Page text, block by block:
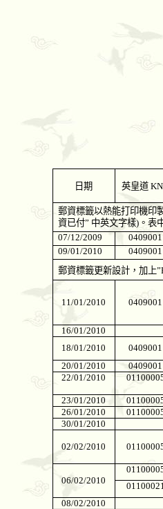
日期 英皇道
郵資標籤以熱能打印機印
資已付” 中英文字樣)。表
07/12/2009
0409001
09/01/2010
0409001
郵資標籤更新設計，加上
11/01/2010 0409001
16/01/2010
18/01/2010
0409001
20/01/2010
0409001
22/01/2010
23/01/2010
26/01/2010
30/01/2010
02/02/2010
06/02/2010
08/02/2010